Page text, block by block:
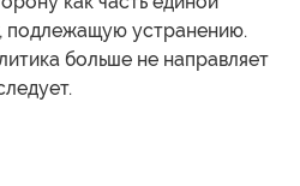
подлежащую устранению.
больше не направляет